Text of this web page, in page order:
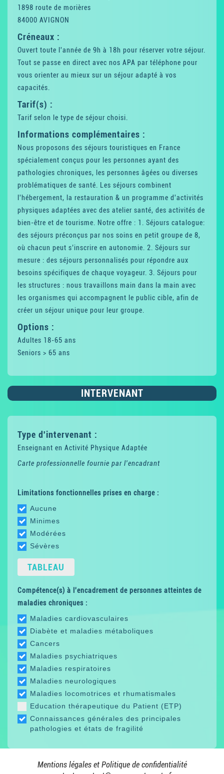
1898 route de morières
84000 AVIGNON
Créneaux :
Ouvert toute l'année de 9h à 18h pour réserver votre séjour.
Tout se passe en direct avec nos APA par téléphone pour
vous orienter au mieux sur un séjour adapté à vos
capacités.
Tarif(s) :
Tarif selon le type de séjour choisi.
Informations complémentaires :
Nous proposons des séjours touristiques en France
spécialement conçus pour les personnes ayant des
pathologies chroniques, les personnes âgées ou diverses
problématiques de santé. Les séjours combinent
l'hébergement, la restauration & un programme d'activités
physiques adaptées avec des atelier santé, des activités de
bien-être et de tourisme. Notre offre : 1. Séjours catalogue:
des séjours préconçus par nos soins en petit groupe de 8,
où chacun peut s’inscrire en autonomie. 2. Séjours sur
mesure : des séjours personnalisés pour répondre aux
besoins spécifiques de chaque voyageur. 3. Séjours pour
les structures : nous travaillons main dans la main avec
les organismes qui accompagnent le public cible, afin de
créer un séjour unique pour leur groupe.
Options :
Adultes 18-65 ans
Seniors > 65 ans
INTERVENANT
Type d'intervenant :
Enseignant en Activité Physique Adaptée
Carte professionnelle fournie par l'encadrant
Limitations fonctionnelles prises en charge :
Aucune
Minimes
Modérées
Sévères
TABLEAU
Compétence(s) à l'encadrement de personnes atteintes de
maladies chroniques :
Maladies cardiovasculaires
Diabète et maladies métaboliques
Cancers
Maladies psychiatriques
Maladies respiratoires
Maladies neurologiques
Maladies locomotrices et rhumatismales
Education thérapeutique du Patient (ETP)
Connaissances générales des principales
pathologies et états de fragilité
Mentions légales et Politique de confidentialité